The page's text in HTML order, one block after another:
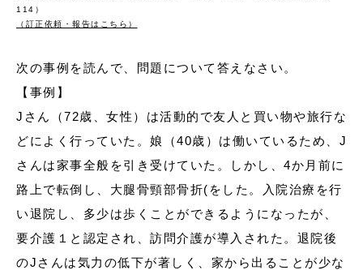
114）
（訂正依頼・報告はこちら）
次の事例を読んで、問題について答えなさい。
【事例】
Jさん（72歳、女性）は活動的で友人と買い物や旅行な
どによく行っていた。娘（40歳）は働いているため、J
さんは家事全般を引き受けていた。しかし、4か月前に
路上で転倒し、大腿骨頸部骨折(をした。入院治療を行
い退院し、多少は歩くことができるようになったが、
要介護１と認定され、訪問介護が導入された。退院後
のJさんは気力の低下が著しく、家から出ることが少な